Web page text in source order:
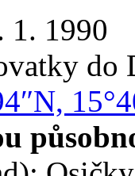
1. 1990
do